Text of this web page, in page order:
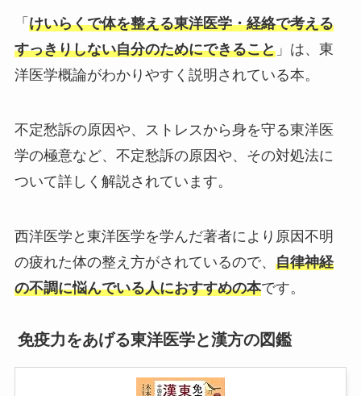
「 けいらくで体を整える東洋医学・経絡で考える
すっきりしない自分のためにできること」は、東
洋医学概論がわかりやすく説明されている本。
不定愁訴の原因や、ストレスから身を守る東洋医
学の極意など、不定愁訴の原因や、その対処法に
ついて詳しく解説されています。
西洋医学と東洋医学を学んだ著者により原因不明
の疲れた体の整え方がされているので、 自律神経
の不調に悩んでいる人におすすめの本です。
免疫力をあげる東洋医学と漢方の図鑑